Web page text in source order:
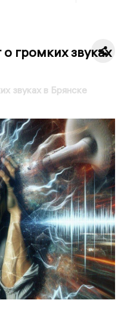
громких звуках
звуках в Брянске